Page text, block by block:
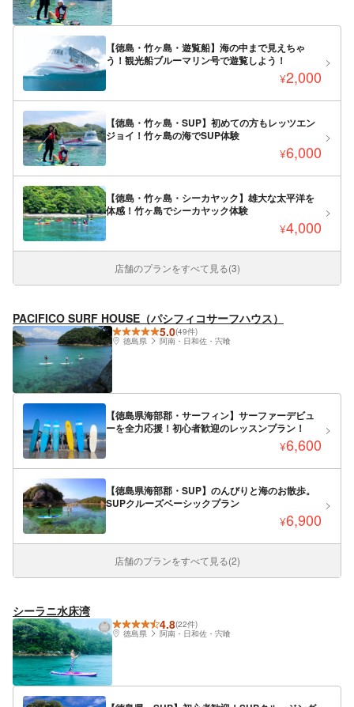
【徳島・竹ヶ島・遊覧船】海の中まで見えちゃ
う！観光船ブルーマリン号で遊覧しよう！
¥2,000
【徳島・竹ヶ島・SUP】初めての方もレッツエン
ジョイ！竹ヶ島の海でSUP体験
¥6,000
【徳島・竹ヶ島・シーカヤック】雄大な太平洋を
体感！竹ヶ島でシーカヤック体験
¥4,000
店舗のプランをすべて見る(3)
PACIFICO SURF HOUSE（パシフィコサーフハウス）
5.0(49件)
徳島県
阿南・日和佐・宍喰
【徳島県海部郡・サーフィン】サーファーデビュ
ーを全力応援！初心者歓迎のレッスンプラン！
¥6,600
【徳島県海部郡・SUP】のんびりと海のお散歩。
SUPクルーズベーシックプラン
¥6,900
店舗のプランをすべて見る(2)
シーラニ水床湾
4.8(22件)
徳島県
阿南・日和佐・宍喰